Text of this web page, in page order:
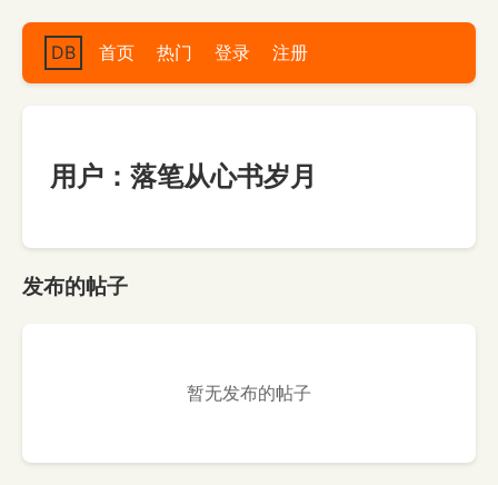
DB 首页 热门 登录 注册
用户：落笔从心书岁月
发布的帖子
暂无发布的帖子